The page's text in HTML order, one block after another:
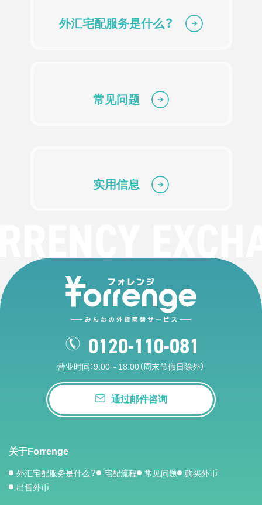
外汇宅配服务是什么？
常见问题
实用信息
0120-110-081
营业时间：9:00～18:00（周末节假日除外）
通过邮件咨询
关于Forrenge
外汇宅配服务是什么？ 宅配流程 常见问题
购买外币
出售外币